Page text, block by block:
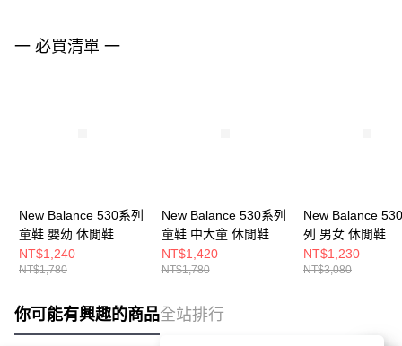
一 必買清單 一
New Balance 530系列
童鞋 嬰幼 休閒鞋
IZ530ED-W
NT$1,240
NT$1,780
New Balance 530系列
童鞋 中大童 休閒鞋
IZ530SB1-W
NT$1,420
NT$1,780
New Balance
列 男女 休閒鞋
MR530SY-D
NT$1,230
NT$3,080
你可能有興趣的商品全站排行